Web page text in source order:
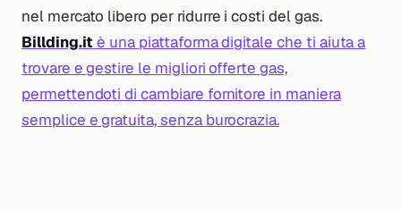
nel mercato libero per ridurre i costi del gas.
Billding.itè una piattaforma digitale che ti aiuta a
trovare e gestire le migliori offerte gas,
permettendoti di cambiare fornitore in maniera
semplice e gratuita, senza burocrazia.